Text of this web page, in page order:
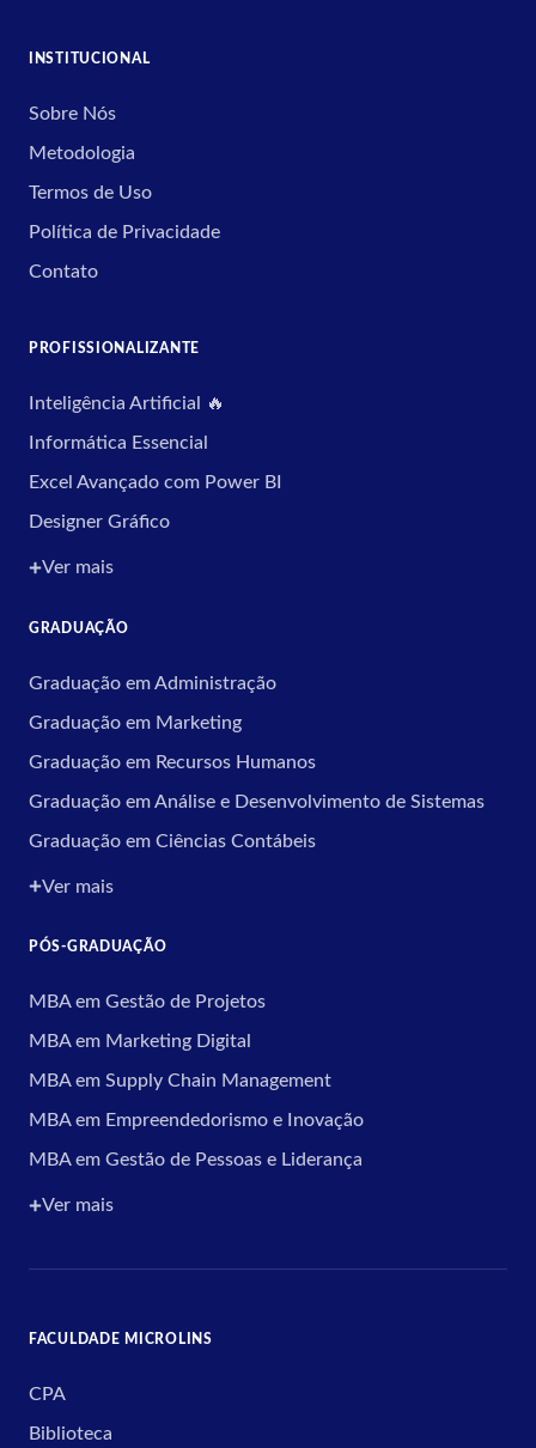
INSTITUCIONAL
Sobre Nós
Metodologia
Termos de Uso
Política de Privacidade
Contato
PROFISSIONALIZANTE
Inteligência Artificial 🔥
Informática Essencial
Excel Avançado com Power BI
Designer Gráfico
Ver mais
GRADUAÇÃO
Graduação em Administração
Graduação em Marketing
Graduação em Recursos Humanos
Graduação em Análise e Desenvolvimento de Sistemas
Graduação em Ciências Contábeis
Ver mais
PÓS-GRADUAÇÃO
MBA em Gestão de Projetos
MBA em Marketing Digital
MBA em Supply Chain Management
MBA em Empreendedorismo e Inovação
MBA em Gestão de Pessoas e Liderança
Ver mais
FACULDADE MICROLINS
CPA
Biblioteca